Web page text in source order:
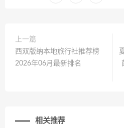
上一篇
西双版纳本地旅行社推荐榜
2026年06月最新排名
相关推荐